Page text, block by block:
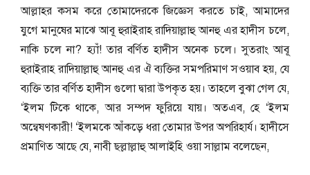
আল্লাহর কসম করে তোমাদেরকে জিজ্ঞেস করতে চাই, আমাদের
যুগে মানুষের মাঝে আবূ হুরাইরাহ রাদিয়াল্লাহু আনহু এর হাদীস চলে,
নাকি চলে না? হ্যাঁ! তার বর্ণিত হাদীস অনেক চলে। সুতরাং আবূ
হুরাইরাহ রাদিয়াল্লাহু আনহু এর ঐ ব্যক্তির সমপরিমাণ সওয়াব হয়, যে
ব্যক্তি তার বর্ণিত হাদীস গুলো দ্বারা উপকৃত হয়। তাহলে বুঝা গেল যে,
‘ইলম টিকে থাকে, আর সম্পদ ফুরিয়ে যায়। অতএব, হে ‘ইলম
অন্বেষণকারী! ‘ইলমকে আঁকড়ে ধরা তোমার উপর অপরিহার্য। হাদীসে
প্রমাণিত আছে যে, নাবী ছল্লাল্লাহু আলাইহি ওয়া সাল্লাম বলেছেন,